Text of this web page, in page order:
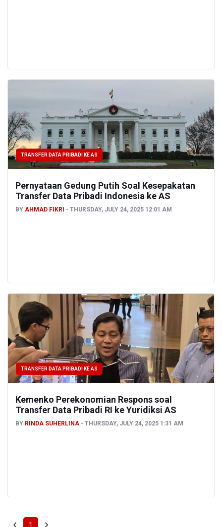
TRANSFER DATA PRIBADI KE AS
Pernyataan Gedung Putih Soal Kesepakatan
Transfer Data Pribadi Indonesia ke AS
BY AHMAD FIKRI THURSDAY, JULY 24, 2025 12:01 AM
TRANSFER DATA PRIBADI KE AS
Kemenko Perekonomian Respons soal
Transfer Data Pribadi RI ke Yuridiksi AS
BY RINDA SUHERLINA THURSDAY, JULY 24, 2025 1:31 AM